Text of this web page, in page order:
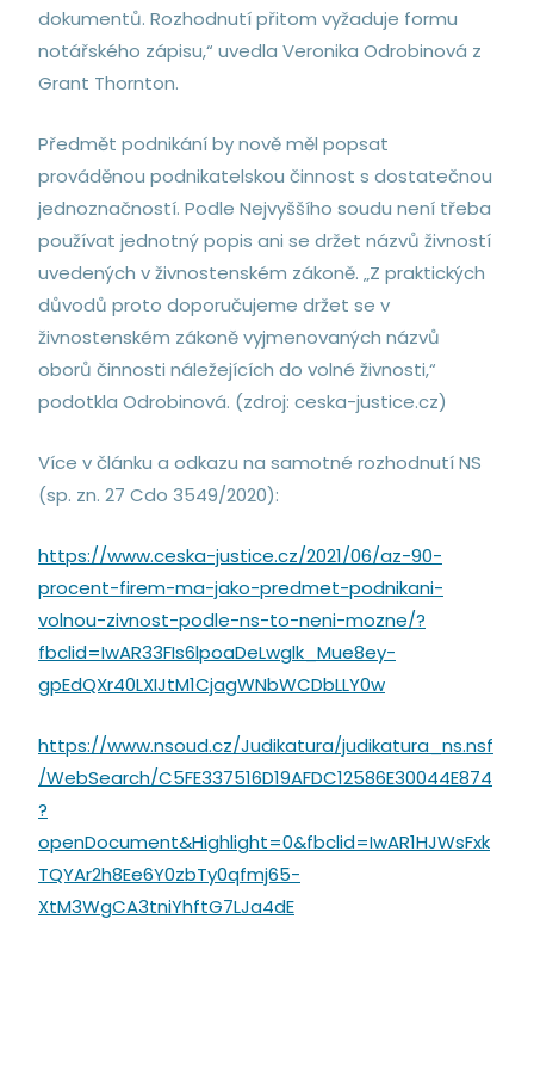
dokumentů. Rozhodnutí přitom vyžaduje formu
notářského zápisu,“ uvedla Veronika Odrobinová z
Grant Thornton.
Předmět podnikání by nově měl popsat
prováděnou podnikatelskou činnost s dostatečnou
jednoznačností. Podle Nejvyššího soudu není třeba
používat jednotný popis ani se držet názvů živností
uvedených v živnostenském zákoně. „Z praktických
důvodů proto doporučujeme držet se v
živnostenském zákoně vyjmenovaných názvů
oborů činnosti náležejících do volné živnosti,“
podotkla Odrobinová. (zdroj: ceska-justice.cz)
Více v článku a odkazu na samotné rozhodnutí NS
(sp. zn. 27 Cdo 3549/2020):
https://www.ceska-justice.cz/2021/06/az-90-
procent-firem-ma-jako-predmet-podnikani-
volnou-zivnost-podle-ns-to-neni-mozne/?
fbclid=IwAR33FIs6lpoaDeLwglk_Mue8ey-
gpEdQXr40LXIJtM1CjagWNbWCDbLLY0w
https://www.nsoud.cz/Judikatura/judikatura_ns.nsf
/WebSearch/C5FE337516D19AFDC12586E30044E874
?
openDocument&Highlight=0&fbclid=IwAR1HJWsFxk
TQYAr2h8Ee6Y0zbTy0qfmj65-
XtM3WgCA3tniYhftG7LJa4dE